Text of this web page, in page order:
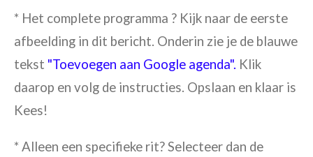
* Het complete programma ? Kijk naar de eerste
afbeelding in dit bericht. Onderin zie je de blauwe
tekst "Toevoegen aan Google agenda". Klik
daarop en volg de instructies. Opslaan en klaar is
Kees!
* Alleen een specifieke rit? Selecteer dan de